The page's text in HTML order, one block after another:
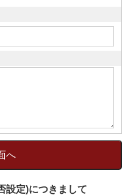
設定)につきまして